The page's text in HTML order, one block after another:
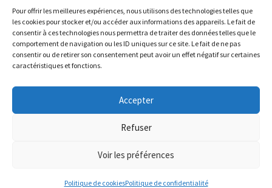
Pour offrir les meilleures expériences, nous utilisons des technologies telles que
les cookies pour stocker et/ou accéder aux informations des appareils. Le fait de
consentir à ces technologies nous permettra de traiter des données telles que le
comportement de navigation ou les ID uniques sur ce site. Le fait de ne pas
consentir ou de retirer son consentement peut avoir un effet négatif sur certaines
caractéristiques et fonctions.
Accepter
Refuser
Voir les préférences
Politique de cookiesPolitique de confidentialité
Eric FORTIER EI
16 Rue de l'Espérance
14600 Honfleur
02 61 82 01 89